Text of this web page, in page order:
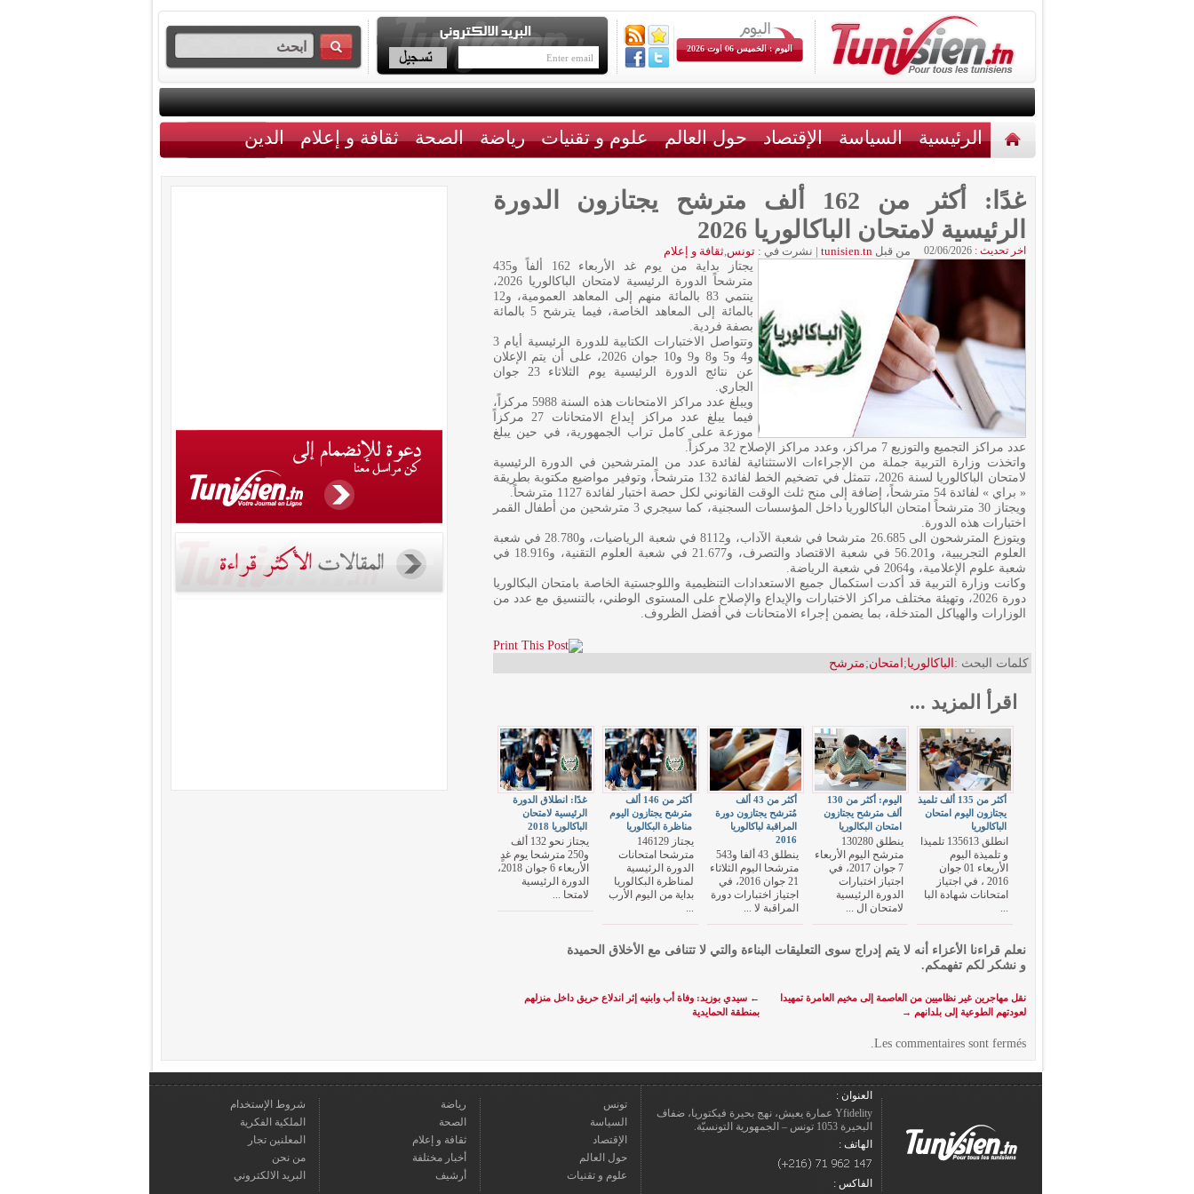
اليوم : الخميس 06 اوت 2026
الرئيسية السياسة الإقتصاد حول العالم علوم و تقنيات رياضة الصحة ثقافة و إعلام الدين
أخبار مختلفة
غدًا: أكثر من 162 ألف مترشح يجتازون الدورة
الرئيسية لامتحان الباكالوريا 2026
اخر تحديث : 02/06/2026 من قبلtunisien.tn
| نشرت في :تونس,ثقافة و إعلام
يجتاز بداية من يوم غد الأربعاء 162 ألفاً و435
مترشحاً الدورة الرئيسية لامتحان الباكالوريا 2026،
ينتمي 83 بالمائة منهم إلى المعاهد العمومية، و12
بالمائة إلى المعاهد الخاصة، فيما يترشح 5 بالمائة
بصفة فردية.
وتتواصل الاختبارات الكتابية للدورة الرئيسية أيام 3
و4 و5 و8 و9 و10 جوان 2026، على أن يتم الإعلان
عن نتائج الدورة الرئيسية يوم الثلاثاء 23 جوان
الجاري.
ويبلغ عدد مراكز الامتحانات هذه السنة 5988 مركزاً،
فيما يبلغ عدد مراكز إيداع الامتحانات 27 مركزاً
موزعة على كامل تراب الجمهورية، في حين يبلغ
عدد مراكز التجميع والتوزيع 7 مراكز، وعدد مراكز الإصلاح 32 مركزاً.
واتخذت وزارة التربية جملة من الإجراءات الاستثنائية لفائدة عدد من المترشحين في الدورة الرئيسية
لامتحان الباكالوريا لسنة 2026، تتمثل في تضخيم الخط لفائدة 132 مترشحاً، وتوفير مواضيع مكتوبة بطريقة
« براي » لفائدة 54 مترشحاً، إضافة إلى منح ثلث الوقت القانوني لكل حصة اختبار لفائدة 1127 مترشحاً.
ويجتاز 30 مترشحاً امتحان الباكالوريا داخل المؤسسات السجنية، كما سيجري 3 مترشحين من أطفال القمر
اختبارات هذه الدورة.
ويتوزع المترشحون الى 26.685 مترشحا في شعبة الآداب، و8112 في شعبة الرياضيات، و28.780 في شعبة
العلوم التجريبية، و56.201 في شعبة الاقتصاد والتصرف، و21.677 في شعبة العلوم التقنية، و18.916 في
شعبة علوم الإعلامية، و2064 في شعبة الرياضة.
وكانت وزارة التربية قد أكدت استكمال جميع الاستعدادات التنظيمية واللوجستية الخاصة بامتحان البكالوريا
دورة 2026، وتهيئة مختلف مراكز الاختبارات والإيداع والإصلاح على المستوى الوطني، بالتنسيق مع عدد من
الوزارات والهياكل المتدخلة، بما يضمن إجراء الامتحانات في أفضل الظروف.
كلمات البحث : الباكالوريا; امتحان;مترشح
اقرأ المزيد ...
غدًا: انطلاق الدورة
الرئيسية لامتحان
الباكالوريا 2018
يجتاز نحو 132 ألف
و250 مترشحا يوم غدٍ
الأربعاء 6 جوان 2018،
الدورة الرئيسية
لامتحا ...
أكثر من 146 ألف
مترشح يجتازون اليوم
مناظرة البكالوريا
يجتاز 146129
مترشحا امتحانات
الدورة الرئيسية
لمناظرة البكالوريا
بداية من اليوم الأرب
...
أكثر من 43 ألف
مُترشح يجتازون دورة
المراقبة لباكالوريا
2016
ينطلق 43 ألفا و543
مترشحا اليوم الثلاثاء
21 جوان 2016، في
اجتياز اختبارات دورة
المراقبة لا ...
اليوم: أكثر من 130
ألف مترشح يجتازون
امتحان البكالوريا
ينطلق 130280
مترشح اليوم الأربعاء
7 جوان 2017، في
اجتياز اختبارات
الدورة الرئيسية
لامتحان ال ...
أكثر من 135 ألف تلميذ
يجتازون اليوم امتحان
الباكالوريا
انطلق 135613 تلميذا
و تلميذة اليوم
الأربعاء 01 جوان
2016 ، في اجتياز
امتحانات شهادة البا
...
نعلم قراءنا الأعزاء أنه لا يتم إدراج سوى التعليقات البناءة والتي لا تتنافى مع الأخلاق الحميدة
و نشكر لكم تفهمكم.
← سيدي بوزيد: وفاة أب وابنيه إثر اندلاع حريق داخل منزلهم
بمنطقة الحمايدية
نقل مهاجرين غير نظاميين من العاصمة إلى مخيم العامرة تمهيدا
لعودتهم الطوعية إلى بلدانهم →
Les commentaires sont fermés.
العنوان :
Yfidelity عمارة يعيش، نهج بحيرة فيكتوريا، ضفاف
البحيرة 1053 تونس – الجمهورية التونسيّة.
الهاتف :
الفاكس :
تونس
السياسة
الإقتصاد
حول العالم
علوم و تقنيات
رياضة
الصحة
ثقافة و إعلام
أخبار مختلفة
أرشيف
شروط الإستخدام
الملكية الفكرية
المعلنين تجار
من نحن
البريد الالكتروني